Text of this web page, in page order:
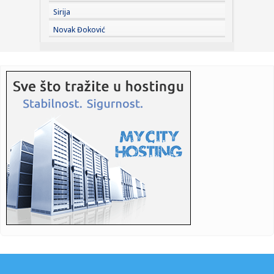
16:18:"U Zvezdi je opšti haos – postoji nejasnoća oko Kataija"
16:15: Dušo, smanjili su nam Mars čokoladice
16:14:
"Žena j...
16:12:Vučić obišao ovi pogona za farbanje i peskarenje fabrike
16:11:Vučić obišao gradilište vrtića ``Čarolija`` u Prijepolju
16:11:Bivši fudbaler Zvezde opleo po klubu: U potpunom su
haosu posle ...
Sirija
Novak Đoković